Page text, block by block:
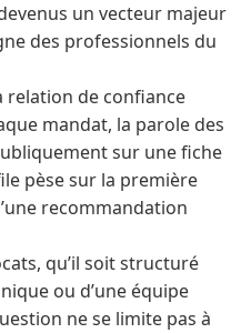
un vecteur majeur
des professionnels du
relation de confiance
mandat, la parole des
sur une fiche
pèse sur la première
recommandation
qu’il soit structuré
ou d’une équipe
ne se limite pas à